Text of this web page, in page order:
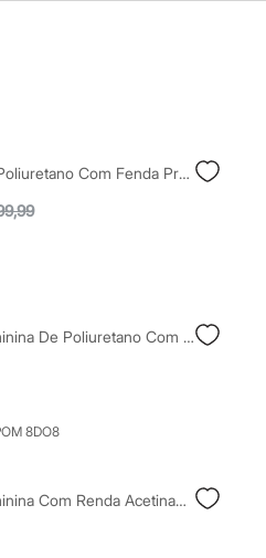
Saia Midi De Poliuretano Com Fenda Preto
Mini Saia Feminina De Poliuretano Com Cinto Fixo Marrom
8DO8
Saia Midi Feminina Com Renda Acetinada Preta